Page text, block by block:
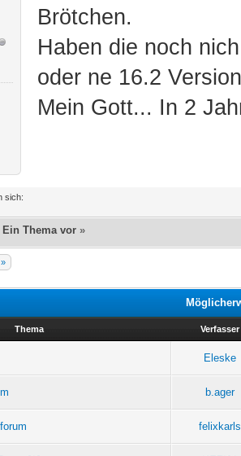
Brötchen.
Haben die noch
oder ne 16.2
Mein Gott... In 2
sich:
Ein Thema vor »
Thema Verfasser
Eleske
b.ager
felixkarls